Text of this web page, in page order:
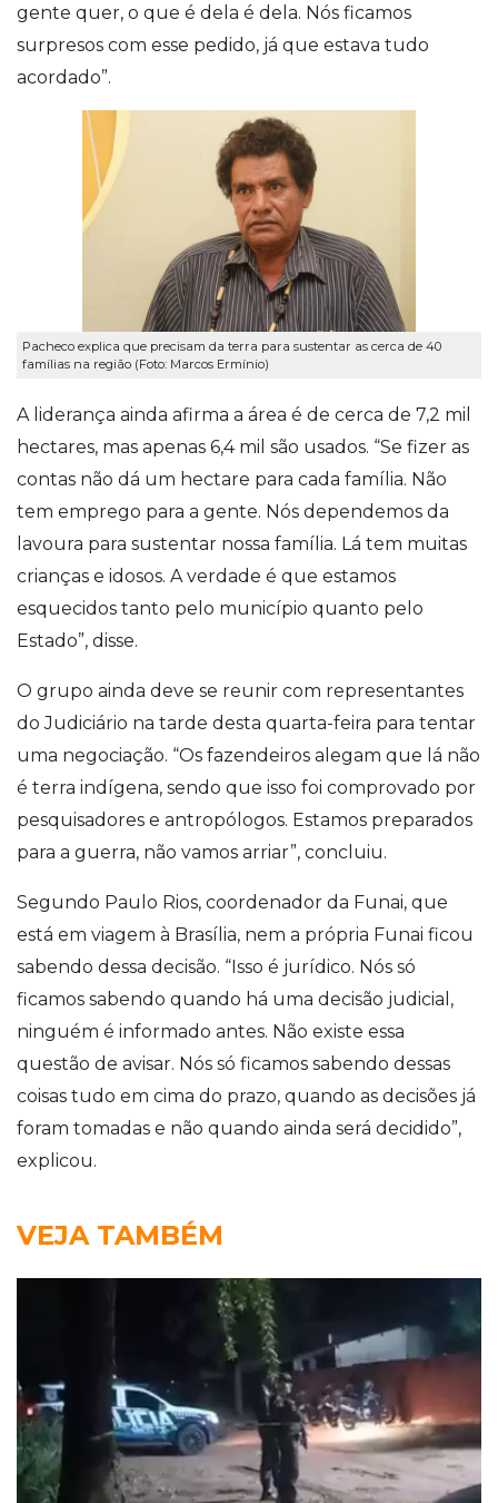
gente quer, o que é dela é dela. Nós ficamos
surpresos com esse pedido, já que estava tudo
acordado”.
Pacheco explica que precisam da terra para sustentar as cerca de 40
famílias na região (Foto: Marcos Ermínio)
A liderança ainda afirma a área é de cerca de 7,2 mil
hectares, mas apenas 6,4 mil são usados. “Se fizer as
contas não dá um hectare para cada família. Não
tem emprego para a gente. Nós dependemos da
lavoura para sustentar nossa família. Lá tem muitas
crianças e idosos. A verdade é que estamos
esquecidos tanto pelo município quanto pelo
Estado”, disse.
O grupo ainda deve se reunir com representantes
do Judiciário na tarde desta quarta-feira para tentar
uma negociação. “Os fazendeiros alegam que lá não
é terra indígena, sendo que isso foi comprovado por
pesquisadores e antropólogos. Estamos preparados
para a guerra, não vamos arriar”, concluiu.
Segundo Paulo Rios, coordenador da Funai, que
está em viagem à Brasília, nem a própria Funai ficou
sabendo dessa decisão. “Isso é jurídico. Nós só
ficamos sabendo quando há uma decisão judicial,
ninguém é informado antes. Não existe essa
questão de avisar. Nós só ficamos sabendo dessas
coisas tudo em cima do prazo, quando as decisões já
foram tomadas e não quando ainda será decidido”,
explicou.
VEJA TAMBÉM